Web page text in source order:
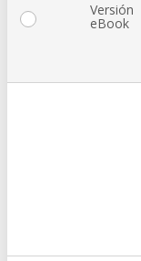
Versión
eBook